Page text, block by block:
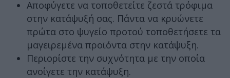
Αποφύγετε να τοποθετείτε ζεστά τρόφιμα
στην κατάψυξή σας. Πάντα να κρυώνετε
πρώτα στο ψυγείο προτού τοποθετήσετε τα
μαγειρεμένα προϊόντα στην κατάψυξη.
Περιορίστε την συχνότητα με την οποία
ανοίγετε την κατάψυξη.